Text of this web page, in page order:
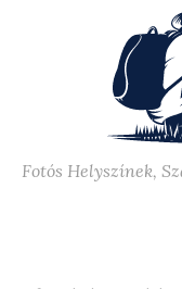
Fotós Helyszínek,